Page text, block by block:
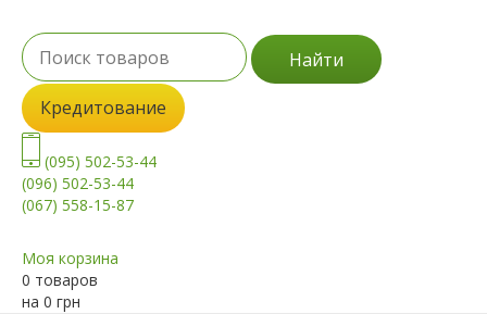
Найти
Кредитование
(095) 502-53-44
(096) 502-53-44
(067) 558-15-87
Моя корзина
0 товаров
на 0 грн